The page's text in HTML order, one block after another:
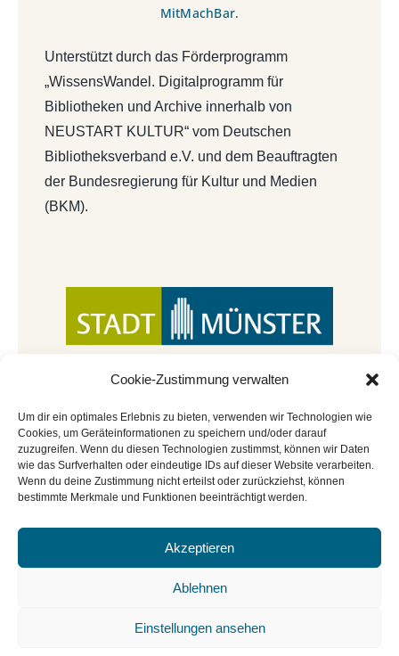
Cookie-Zustimmung verwalten
Um dir ein optimales Erlebnis zu bieten, verwenden wir Technologien wie
Cookies, um Geräteinformationen zu speichern und/oder darauf
zuzugreifen. Wenn du diesen Technologien zustimmst, können wir Daten
wie das Surfverhalten oder eindeutige IDs auf dieser Website verarbeiten.
Wenn du deine Zustimmung nicht erteilst oder zurückziehst, können
bestimmte Merkmale und Funktionen beeinträchtigt werden.
Akzeptieren
Ablehnen
Einstellungen ansehen
MitMachBar.
Unterstützt durch das Förderprogramm
„WissensWandel. Digitalprogramm für
Bibliotheken und Archive innerhalb von
NEUSTART KULTUR“ vom Deutschen
Bibliotheksverband e.V. und dem Beauftragten
der Bundesregierung für Kultur und Medien
(BKM).
© Copyright 2022 - 2026 | Mitmachbar der
Cookie-Richtlinie